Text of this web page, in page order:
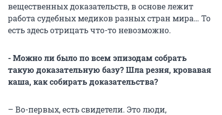
вещественных доказательств, в основе лежит
работа судебных медиков разных стран мира… То
есть здесь отрицать что-то невозможно.
- Можно ли было по всем эпизодам собрать
такую доказательную базу? Шла резня, кровавая
каша, как собирать доказательства?
– Во-первых, есть свидетели. Это люди,